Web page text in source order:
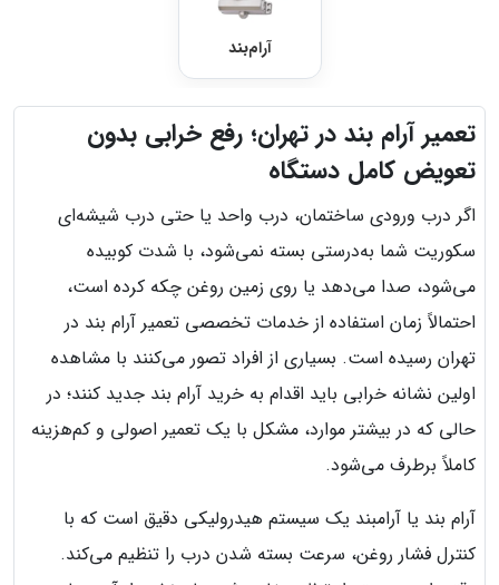
آرام‌بند
تعمیر آرام بند در تهران؛ رفع خرابی بدون
تعویض کامل دستگاه
اگر درب ورودی ساختمان، درب واحد یا حتی درب شیشه‌ای
سکوریت شما به‌درستی بسته نمی‌شود، با شدت کوبیده
می‌شود، صدا می‌دهد یا روی زمین روغن چکه کرده است،
احتمالاً زمان استفاده از خدمات تخصصی تعمیر آرام بند در
تهران رسیده است. بسیاری از افراد تصور می‌کنند با مشاهده
اولین نشانه خرابی باید اقدام به خرید آرام بند جدید کنند؛ در
حالی که در بیشتر موارد، مشکل با یک تعمیر اصولی و کم‌هزینه
کاملاً برطرف می‌شود.
آرام بند یا آرامبند یک سیستم هیدرولیکی دقیق است که با
کنترل فشار روغن، سرعت بسته شدن درب را تنظیم می‌کند.